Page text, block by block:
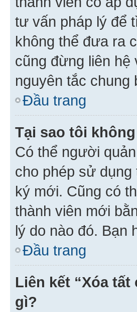
tư vấn pháp lý để
không thể đưa ra
cũng đừng liên hệ
nguyên tắc chung
Đầu trang
Tại sao tôi
Có thể người
cho phép sử dụng
ký mới. Cũng có
thành viên mới
lý do nào đó. Bạn
Đầu trang
Liên kết “Xóa
gì?